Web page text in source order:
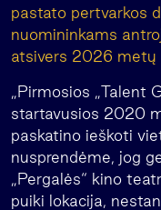
pastato pertvarkos
nuomininkams
atsivers 2026 metų
„Pirmosios „Talent
startavusios 2020
paskatino ieškoti
nusprendėme, jog
„Pergalės“ kino
puiki lokacija,